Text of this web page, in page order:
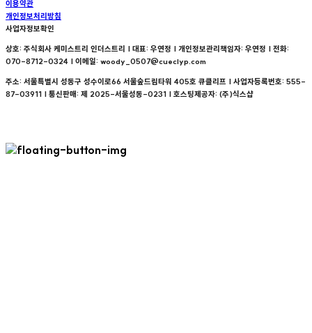
이용약관
개인정보처리방침
사업자정보확인
상호: 주식회사 케미스트리 인더스트리 | 대표: 우연정 | 개인정보관리책임자: 우연정 | 전화:
070-8712-0324 | 이메일: woody_0507@cueclyp.com
주소: 서울특별시 성동구 성수이로66 서울숲드림타워 405호 큐클리프 | 사업자등록번호: 555-
87-03911 | 통신판매: 제 2025-서울성동-0231 | 호스팅제공자: (주)식스샵